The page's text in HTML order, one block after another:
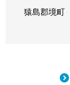
猿島郡境町